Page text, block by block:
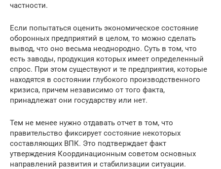
частности.
Если попытаться оценить экономическое состояние
оборонных предприятий в целом, то можно сделать
вывод, что оно весьма неоднородно. Суть в том, что
есть заводы, продукция которых имеет определенный
спрос. При этом существуют и те предприятия, которые
находятся в состоянии глубокого производственного
кризиса, причем независимо от того факта,
принадлежат они государству или нет.
Тем не менее нужно отдавать отчет в том, что
правительство фиксирует состояние некоторых
составляющих ВПК. Это подтверждает факт
утверждения Координационным советом основных
направлений развития и стабилизации ситуации.